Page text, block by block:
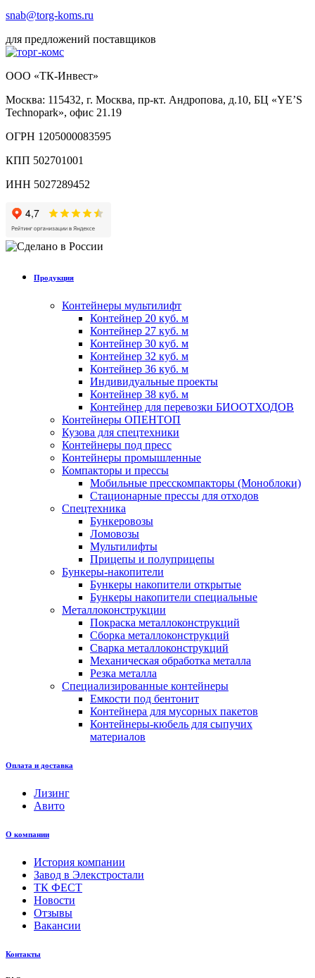
snab@torg-koms.ru
для предложений поставщиков
ООО «ТК-Инвест»
Москва: 115432, г. Москва, пр-кт. Андропова, д.10, БЦ «YE’S
Technopark», офис 21.19
ОГРН 1205000083595
КПП 502701001
ИНН 5027289452
Продукция
Контейнеры мультилифт
Контейнер 20 куб. м
Контейнер 27 куб. м
Контейнер 30 куб. м
Контейнер 32 куб. м
Контейнер 36 куб. м
Индивидуальные проекты
Контейнер 38 куб. м
Контейнер для перевозки БИООТХОДОВ
Контейнеры ОПЕНТОП
Кузова для спецтехники
Контейнеры под пресс
Контейнеры промышленные
Компакторы и прессы
Мобильные пресскомпакторы (Моноблоки)
Стационарные прессы для отходов
Спецтехника
Бункеровозы
Ломовозы
Мультилифты
Прицепы и полуприцепы
Бункеры-накопители
Бункеры накопители открытые
Бункеры накопители специальные
Металлоконструкции
Покраска металлоконструкций
Сборка металлоконструкций
Сварка металлоконструкций
Механическая обработка металла
Резка металла
Специализированные контейнеры
Емкости под бентонит
Контейнера для мусорных пакетов
Контейнеры-кюбель для сыпучих
материалов
Оплата и доставка
Лизинг
Авито
О компании
История компании
Завод в Элекстростали
ТК ФЕСТ
Новости
Отзывы
Вакансии
Контакты